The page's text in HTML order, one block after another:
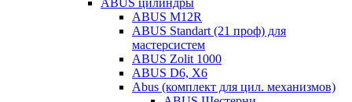
ABUS цилиндры
ABUS M12R
ABUS Standart (21 проф) для
мастерсистем
ABUS Zolit 1000
ABUS D6, X6
Abus (комплект для цил. механизмов)